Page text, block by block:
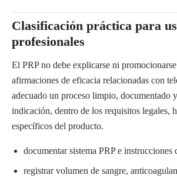
Clasificación práctica para
profesionales
El PRP no debe explicarse ni
afirmaciones de eficacia relacionadas con
adecuado un proceso limpio, documentado
indicación, dentro de los requisitos legales,
específicos del producto.
documentar sistema PRP e instrucciones
registrar volumen de sangre,